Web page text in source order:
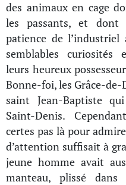
des animaux en cage
les passants, et dont
patience de l’industriel
semblables curiosités
leurs heureux
Bonne-foi, les Grâce-
saint Jean-Baptiste
Saint-Denis.
certes pas là pour
d’attention suffisait à
jeune homme avait
manteau, plissé